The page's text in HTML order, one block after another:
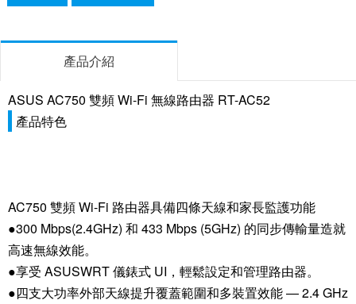
產品介紹
ASUS AC750 雙頻 Wi-Fi 無線路由器 RT-AC52
產品特色
AC750 雙頻 Wi-Fi 路由器具備四條天線和家長監護功能
●300 Mbps(2.4GHz) 和 433 Mbps (5GHz) 的同步傳輸量造就
高速無線效能。
●享受 ASUSWRT 儀錶式 UI，輕鬆設定和管理路由器。
●四支大功率外部天線提升覆蓋範圍和多裝置效能 — 2.4 GHz